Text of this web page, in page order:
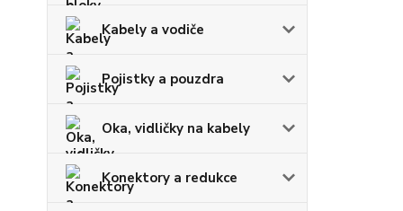
Kabely a vodiče
Pojistky a pouzdra
Oka, vidličky na kabely
Konektory a redukce